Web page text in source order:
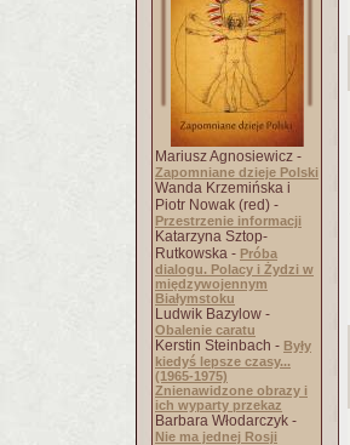
Mariusz Agnosiewicz -
Zapomniane dzieje Polski
Wanda Krzemińska i
Piotr Nowak (red) -
Przestrzenie informacji
Katarzyna Sztop-
Rutkowska - Próba
dialogu. Polacy i Żydzi w
międzywojennym
Białymstoku
Ludwik Bazylow -
Obalenie caratu
Kerstin Steinbach - Były
kiedyś lepsze czasy...
(1965-1975)
Znienawidzone obrazy i
ich wyparty przekaz
Barbara Włodarczyk -
Nie ma jednej Rosji